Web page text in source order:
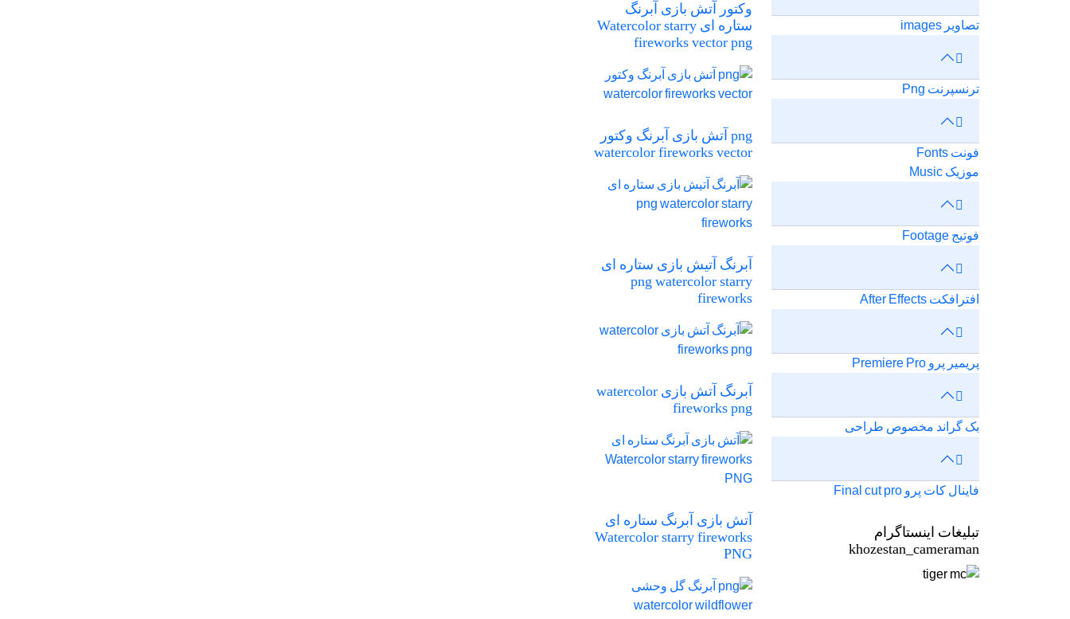
تصاویر images
ترنسپرنت Png
فونت Fonts
موزیک Music
فوتیج Footage
افترافکت After Effects
پریمیر پرو Premiere Pro
بک گراند مخصوص طراحی
فاینال کات پرو Final cut pro
تبلیغات اینستاگرام
khozestan_cameraman
وکتور آتش بازی آبرنگ
ستاره ای Watercolor starry
fireworks vector png
png آتش بازی آبرنگ وکتور
watercolor fireworks vector
آبرنگ آتیش بازی ستاره ای
png watercolor starry
fireworks
آبرنگ آتش بازی watercolor
fireworks png
آتش بازی آبرنگ ستاره ای
Watercolor starry fireworks
PNG